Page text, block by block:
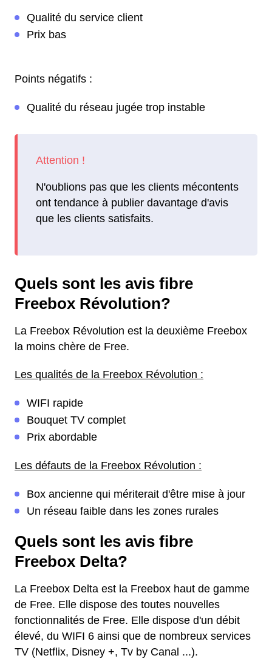
Qualité du service client
Prix bas
Points négatifs :
Qualité du réseau jugée trop instable
N'oublions pas que les clients mécontents
ont tendance à publier davantage d'avis
que les clients satisfaits.
Quels sont les avis fibre
Freebox Révolution?
La Freebox Révolution est la deuxième Freebox
la moins chère de Free.
Les qualités de la Freebox Révolution :
WIFI rapide
Bouquet TV complet
Prix abordable
Les défauts de la Freebox Révolution :
Box ancienne qui mériterait d'être mise à jour
Un réseau faible dans les zones rurales
Quels sont les avis fibre
Freebox Delta?
La Freebox Delta est la Freebox haut de gamme
de Free. Elle dispose des toutes nouvelles
fonctionnalités de Free. Elle dispose d'un débit
élevé, du WIFI 6 ainsi que de nombreux services
TV (Netflix, Disney +, Tv by Canal ...).